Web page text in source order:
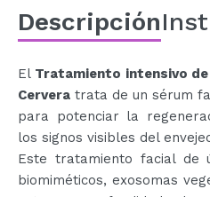
Descripción
El Tratamiento intensivo
Cervera trata de un sérum
para potenciar la
los signos visibles del
Este tratamiento facial de
biomiméticos, exosomas